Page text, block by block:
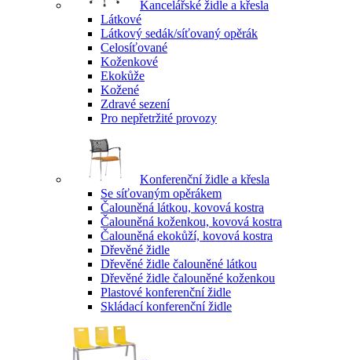
Kancelářské židle a křesla
Látkové
Látkový sedák/síťovaný opěrák
Celosíťované
Koženkové
Ekokůže
Kožené
Zdravé sezení
Pro nepřetržité provozy
Konferenční židle a křesla
Se síťovaným opěrákem
Čalouněná látkou, kovová kostra
Čalouněná koženkou, kovová kostra
Čalouněná ekokůží, kovová kostra
Dřevěné židle
Dřevěné židle čalouněné látkou
Dřevěné židle čalouněné koženkou
Plastové konferenční židle
Skládací konferenční židle